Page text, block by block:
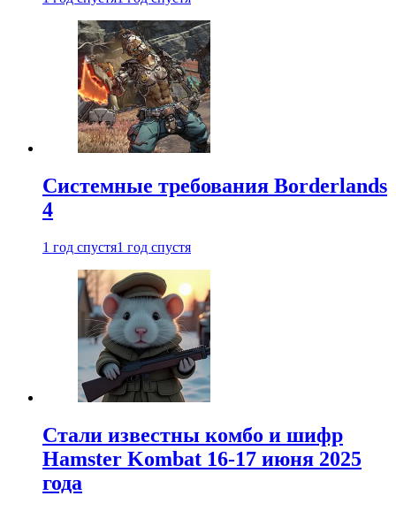
Системные требования Borderlands
4
1 год спустя1 год спустя
Стали известны комбо и шифр
Hamster Kombat 16-17 июня 2025
года